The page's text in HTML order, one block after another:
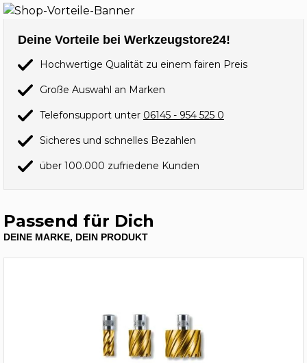
Deine Vorteile bei Werkzeugstore24!
Hochwertige Qualität zu einem fairen Preis
Große Auswahl an Marken
Telefonsupport unter 06145 - 954 525 0
Sicheres und schnelles Bezahlen
über 100.000 zufriedene Kunden
Passend für Dich
DEINE MARKE, DEIN PRODUKT